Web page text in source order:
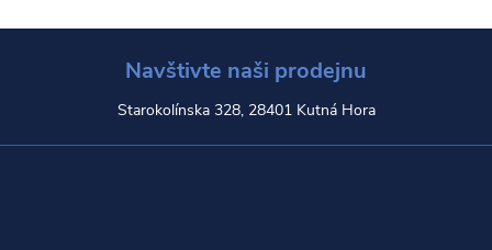
Navštivte naši prodejnu
Starokolínska 328, 28401 Kutná Hora